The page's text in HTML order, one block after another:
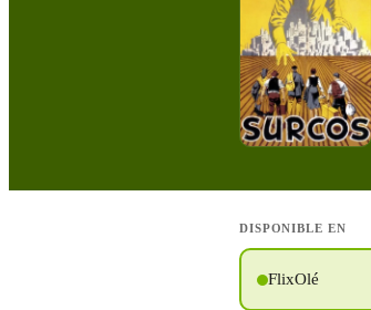
DISPONIBLE EN
FlixOlé